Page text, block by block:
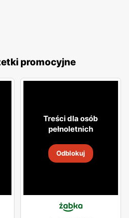
promocyjne
Treści dla osób
pełnoletnich
Odblokuj